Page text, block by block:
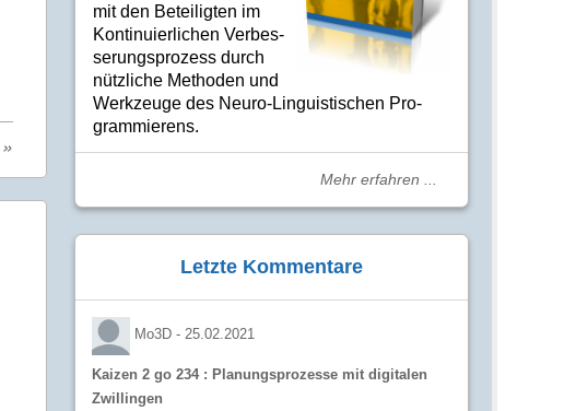
»
mit den Betei­lig­ten im
Kon­ti­nuier­li­chen Ver­bes­
se­rungs­­pro­­zess durch
nütz­­liche Me­­tho­­den und
Werk­­zeuge des Neuro-Linguis­­ti­schen Pro­­
gram­­mie­­rens.
Mehr erfahren ...
Letzte Kommentare
Mo3D - 25.02.2021
Kaizen 2 go 234 : Planungsprozesse mit digitalen
Zwillingen